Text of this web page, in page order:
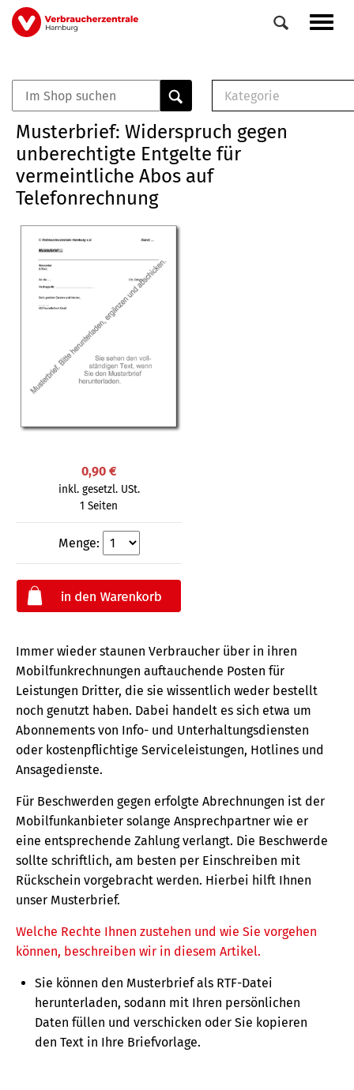
Direkt
zum
Veranstaltungen
0
Elemente
Kategorie
Musterbrief (RTF)
Musterbrief: Widerspruch gegen
unberechtigte Entgelte für
vermeintliche Abos auf
Telefonrechnung
0,90 €
inkl. gesetzl. USt.
1 Seiten
Menge:
Immer wieder staunen Verbraucher über in ihren
Mobilfunkrechnungen auftauchende Posten für
Leistungen Dritter, die sie wissentlich weder bestellt
noch genutzt haben. Dabei handelt es sich etwa um
Abonnements von Info- und Unterhaltungsdiensten
oder kostenpflichtige Serviceleistungen, Hotlines und
Ansagedienste.
Für Beschwerden gegen erfolgte Abrechnungen ist der
Mobilfunkanbieter solange Ansprechpartner wie er
eine entsprechende Zahlung verlangt. Die Beschwerde
sollte schriftlich, am besten per Einschreiben mit
Rückschein vorgebracht werden. Hierbei hilft Ihnen
unser Musterbrief.
Welche Rechte Ihnen zustehen und wie Sie vorgehen
können, beschreiben wir in diesem Artikel.
Sie können den Musterbrief als RTF-Datei
herunterladen, sodann mit Ihren persönlichen
Daten füllen und verschicken oder Sie kopieren
den Text in Ihre Briefvorlage.